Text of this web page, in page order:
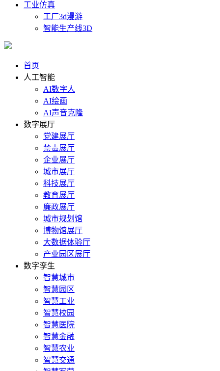
工业仿真
工厂3d漫游
智能生产线3D
首页
人工智能
AI数字人
AI绘画
AI声音克隆
数字展厅
党建展厅
禁毒展厅
企业展厅
城市展厅
科技展厅
教育展厅
廉政展厅
城市规划馆
博物馆展厅
大数据体验厅
产业园区展厅
数字孪生
智慧城市
智慧园区
智慧工业
智慧校园
智慧医院
智慧金融
智慧农业
智慧交通